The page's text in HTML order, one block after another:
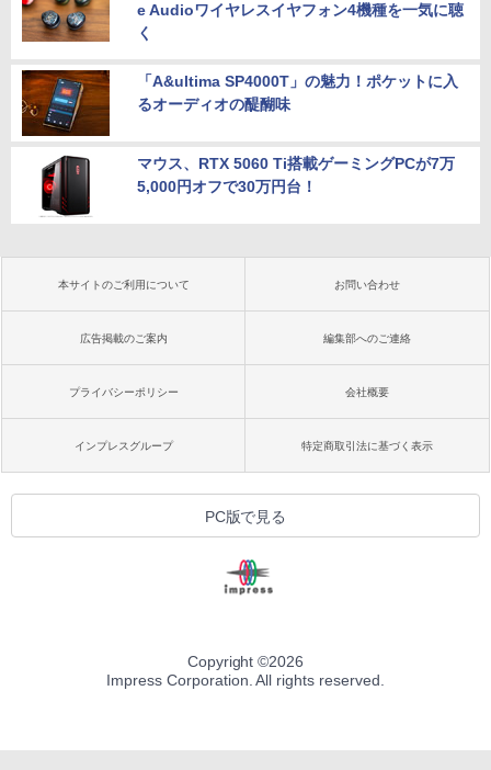
e Audioワイヤレスイヤフォン4機種を一気に聴
く
「A&ultima SP4000T」の魅力！ポケットに入
るオーディオの醍醐味
マウス、RTX 5060 Ti搭載ゲーミングPCが7万
5,000円オフで30万円台！
本サイトのご利用について お問い合わせ
広告掲載のご案内 編集部へのご連絡
プライバシーポリシー 会社概要
インプレスグループ 特定商取引法に基づく表示
PC版で見る
Copyright ©2026
Impress Corporation. All rights reserved.